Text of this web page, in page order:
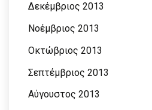
Δεκέμβριος 2013
Νοέμβριος 2013
Οκτώβριος 2013
Σεπτέμβριος 2013
Αύγουστος 2013